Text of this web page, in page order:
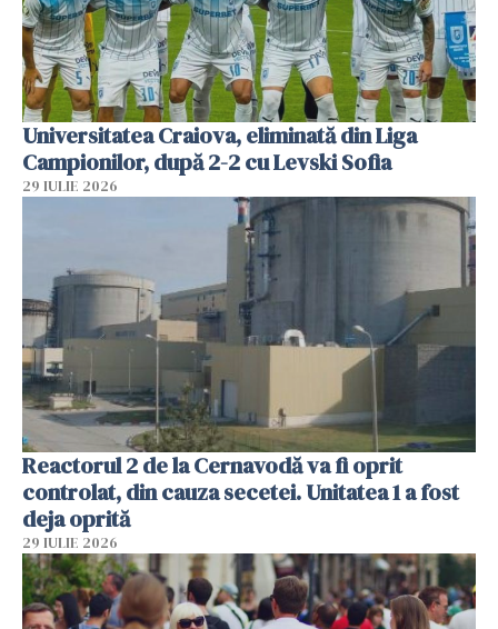
Universitatea Craiova, eliminată din Liga
Campionilor, după 2-2 cu Levski Sofia
29 IULIE 2026
Reactorul 2 de la Cernavodă va fi oprit
controlat, din cauza secetei. Unitatea 1 a fost
deja oprită
29 IULIE 2026